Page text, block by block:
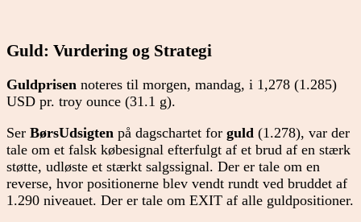
Guld: Vurdering og Strategi
Guldprisen noteres til morgen, mandag, i 1,278 (1.285)
USD pr. troy ounce (31.1 g).
Ser BørsUdsigten på dagschartet for guld (1.278), var der
tale om et falsk købesignal efterfulgt af et brud af en stærk
støtte, udløste et stærkt salgssignal. Der er tale om en
reverse, hvor positionerne blev vendt rundt ved bruddet af
1.290 niveauet. Der er tale om EXIT af alle guldpositioner.